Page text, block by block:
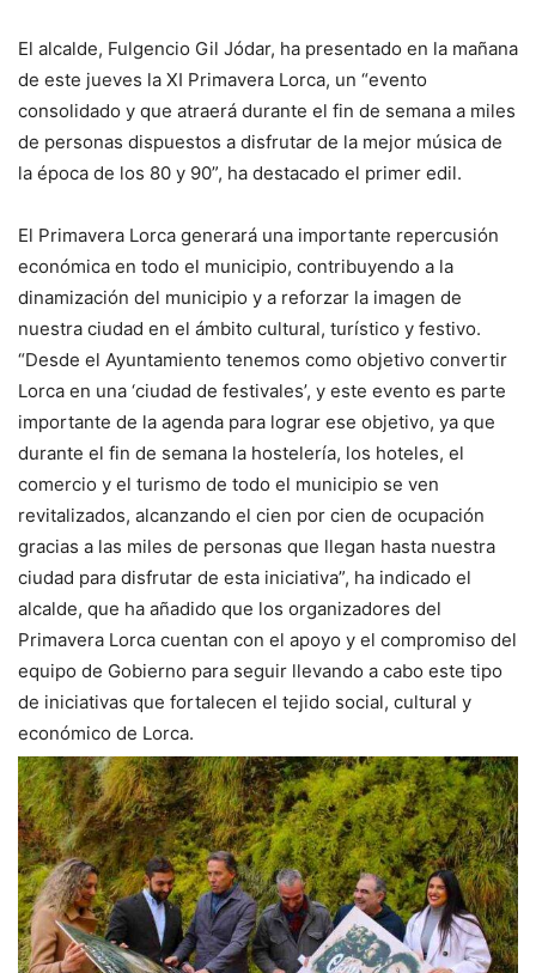
El alcalde, Fulgencio Gil Jódar, ha presentado en la mañana
de este jueves la XI Primavera Lorca, un “evento
consolidado y que atraerá durante el fin de semana a miles
de personas dispuestos a disfrutar de la mejor música de
la época de los 80 y 90”, ha destacado el primer edil.
El Primavera Lorca generará una importante repercusión
económica en todo el municipio, contribuyendo a la
dinamización del municipio y a reforzar la imagen de
nuestra ciudad en el ámbito cultural, turístico y festivo.
“Desde el Ayuntamiento tenemos como objetivo convertir
Lorca en una ‘ciudad de festivales’, y este evento es parte
importante de la agenda para lograr ese objetivo, ya que
durante el fin de semana la hostelería, los hoteles, el
comercio y el turismo de todo el municipio se ven
revitalizados, alcanzando el cien por cien de ocupación
gracias a las miles de personas que llegan hasta nuestra
ciudad para disfrutar de esta iniciativa”, ha indicado el
alcalde, que ha añadido que los organizadores del
Primavera Lorca cuentan con el apoyo y el compromiso del
equipo de Gobierno para seguir llevando a cabo este tipo
de iniciativas que fortalecen el tejido social, cultural y
económico de Lorca.